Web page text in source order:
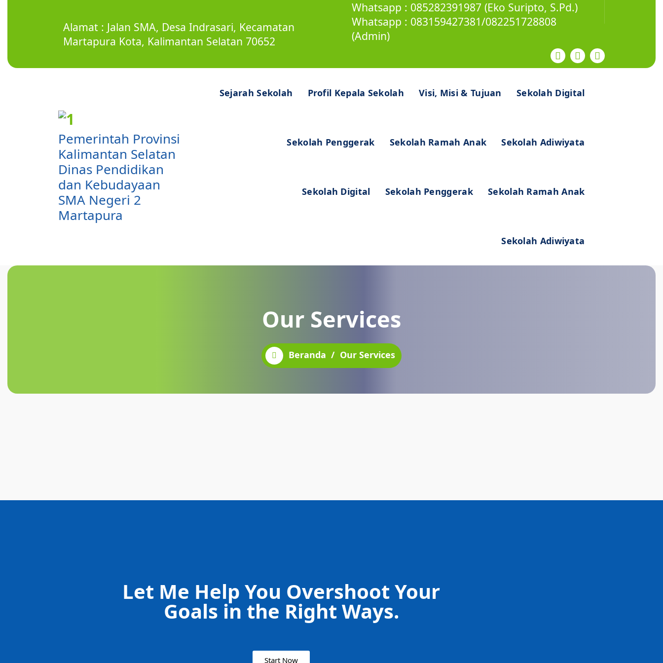
Alamat : Jalan SMA, Desa Indrasari, Kecamatan
Martapura Kota, Kalimantan Selatan 70652
Whatsapp : 085282391987 (Eko Suripto, S.Pd.)
Whatsapp : 083159427381/082251728808
(Admin)
Pemerintah Provinsi
Kalimantan Selatan
Dinas Pendidikan
dan Kebudayaan
SMA Negeri 2
Martapura
Sejarah Sekolah Profil Kepala Sekolah Visi, Misi & Tujuan Sekolah Digital
Sekolah Penggerak Sekolah Ramah Anak Sekolah Adiwiyata
Sekolah Digital Sekolah Penggerak Sekolah Ramah Anak
Sekolah Adiwiyata
Our Services
Beranda / Our Services
Let Me Help You Overshoot Your
Goals in the Right Ways.
Start Now